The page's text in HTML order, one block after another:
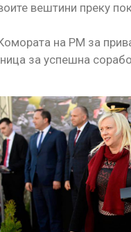
вештини преку
на РМ за
за успешна